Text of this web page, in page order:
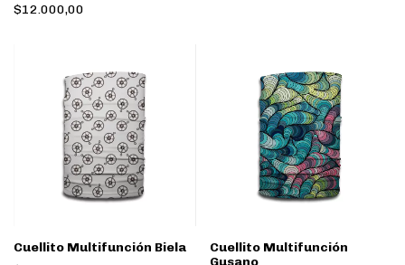
$12.000,00
Cuellito Multifunción Biela
Cuellito Multifunción